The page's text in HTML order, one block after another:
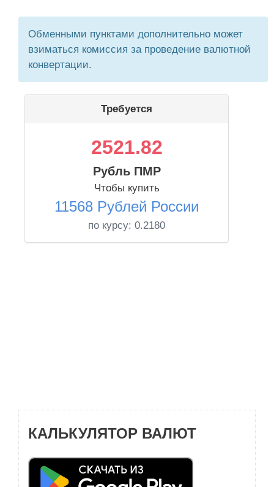
Обменными пунктами дополнительно может
взиматься комиссия за проведение валютной
конвертации.
Требуется
2521.82
Рубль ПМР
Чтобы купить
11568 Рублей России
по курсу: 0.2180
КАЛЬКУЛЯТОР ВАЛЮТ